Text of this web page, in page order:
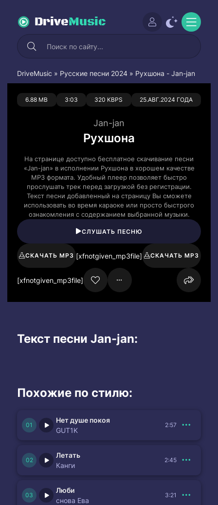
DriveMusic
DriveMusic » Русские песни 2024 » Рухшона - Jan-jan
6.88 MB 3:03 320 KBPS 25.АВГ.2024 ГОДА
0 0
Jan-jan
Рухшона
На странице доступно бесплатное скачивание песни
«Jan-jan» в исполнении Рухшона в хорошем качестве
MP3 формата. Удобный плеер позволяет быстро
прослушать трек перед загрузкой без регистрации.
Текст песни добавленный на страницу Вы сможете
использовать во время караоке или просто быстрого
ознакомления с содержанием выбранной музыки.
СЛУШАТЬ ПЕСНЮ
СКАЧАТЬ MP3 [xfnotgiven_mp3file] СКАЧАТЬ MP3
[xfnotgiven_mp3file]
Текст песни Jan-jan:
Похожие по стилю:
Нет душе покоя
GUT1K
2:57
Летать
Канги
2:45
Люби
снова Ева
3:21